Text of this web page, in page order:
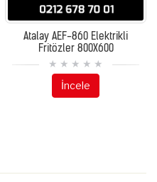
Atalay AEF-860 Elektrikli
Fritözler 800X600
İncele